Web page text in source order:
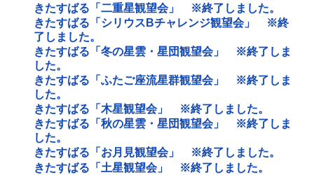
きたすばる「二重星観望会」 ※終了しました。
きたすばる「シリウスBチャレンジ観望会」 ※終
了しました。
きたすばる「冬の星雲・星団観望会」 ※終了しま
した。
きたすばる「ふたご座流星群観望会」 ※終了しま
した。
きたすばる「木星観望会」 ※終了しました。
きたすばる「秋の星雲・星団観望会」 ※終了しま
した。
きたすばる「お月見観望会」 ※終了しました。
きたすばる「土星観望会」 ※終了しました。